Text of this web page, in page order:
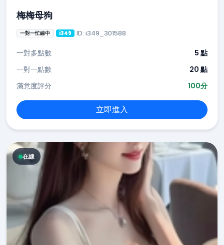
梅梅母狗
一對一忙線中 i349 ID: i349_301588
一對多點數
5 點
一對一點數
20 點
滿意度評分
100分
立即進入
在線